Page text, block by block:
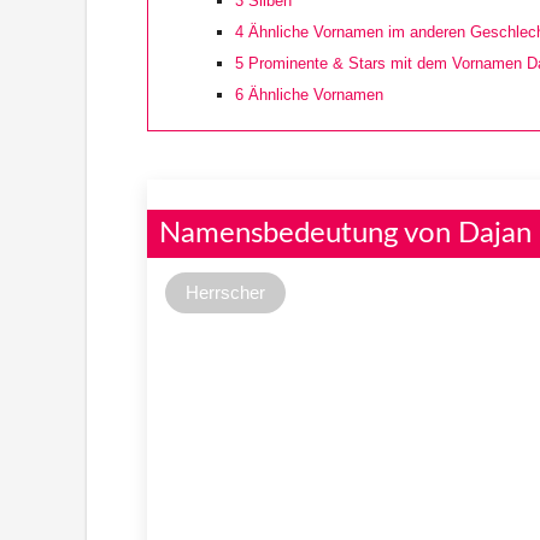
4 Ähnliche Vornamen im anderen
5 Prominente & Stars mit dem Vornamen
6 Ähnliche Vornamen
Namensbedeutung von Dajan
Herrscher